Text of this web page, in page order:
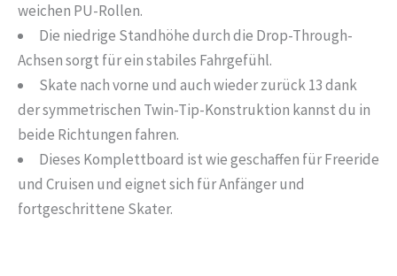
weichen PU-Rollen.
Die niedrige Standhöhe durch die Drop-Through-
Achsen sorgt für ein stabiles Fahrgefühl.
Skate nach vorne und auch wieder zurück 13 dank
der symmetrischen Twin-Tip-Konstruktion kannst du in
beide Richtungen fahren.
Dieses Komplettboard ist wie geschaffen für Freeride
und Cruisen und eignet sich für Anfänger und
fortgeschrittene Skater.